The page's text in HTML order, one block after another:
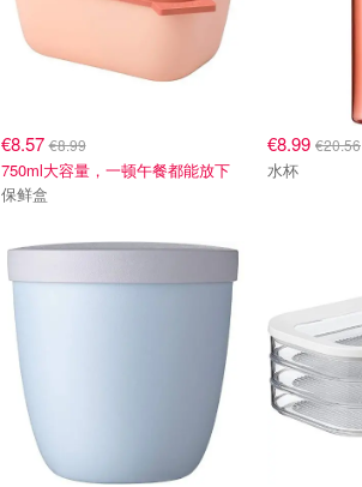
€8.57€8.99
750ml大容量，一顿午餐都能放下
保鲜盒
€8.99 €20.56
水杯